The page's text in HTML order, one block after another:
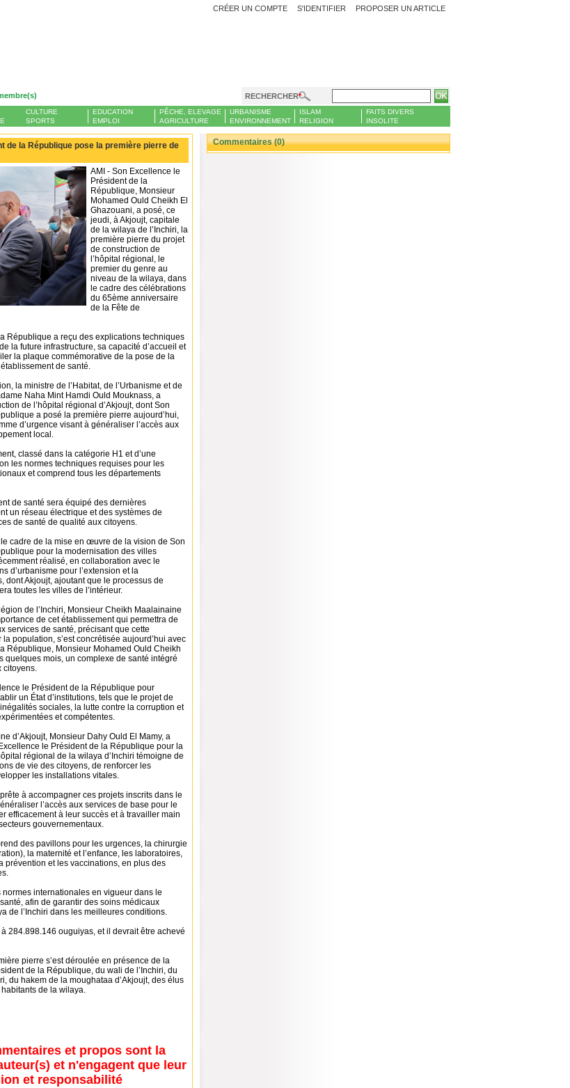
PROPOSER UN ARTICLE
CRÉER UN COMPTE S'IDENTIFIER
RECHERCHER
CULTURE
SPORTS
EDUCATION
EMPLOI
PÊCHE, ELEVAGE
AGRICULTURE
URBANISME
ENVIRONNEMENT
ISLAM
RELIGION
FAITS DIVERS
INSOLITE
de la République pose la première pierre de
AMI - Son Excellence le
Président de la
République, Monsieur
Mohamed Ould Cheikh El
Ghazouani, a posé, ce
jeudi, à Akjoujt, capitale
de la wilaya de l’Inchiri, la
première pierre du projet
de construction de
l’hôpital régional, le
premier du genre au
niveau de la wilaya, dans
le cadre des célébrations
du 65ème anniversaire
de la Fête de
République a reçu des explications techniques
la future infrastructure, sa capacité d’accueil et
la plaque commémorative de la pose de la
de santé.
la ministre de l’Habitat, de l’Urbanisme et de
Naha Mint Hamdi Ould Mouknass, a
de l’hôpital régional d’Akjoujt, dont Son
a posé la première pierre aujourd’hui,
d’urgence visant à généraliser l’accès aux
local.
classé dans la catégorie H1 et d’une
les normes techniques requises pour les
et comprend tous les départements
de santé sera équipé des dernières
un réseau électrique et des systèmes de
de santé de qualité aux citoyens.
cadre de la mise en œuvre de la vision de Son
pour la modernisation des villes
réalisé, en collaboration avec le
d’urbanisme pour l’extension et la
dont Akjoujt, ajoutant que le processus de
toutes les villes de l’intérieur.
de l’Inchiri, Monsieur Cheikh Maalainaine
de cet établissement qui permettra de
services de santé, précisant que cette
population, s’est concrétisée aujourd’hui avec
République, Monsieur Mohamed Ould Cheikh
quelques mois, un complexe de santé intégré
citoyens.
le Président de la République pour
un État d’institutions, tels que le projet de
sociales, la lutte contre la corruption et
et compétentes.
d’Akjoujt, Monsieur Dahy Ould El Mamy, a
le Président de la République pour la
régional de la wilaya d’Inchiri témoigne de
de vie des citoyens, de renforcer les
les installations vitales.
à accompagner ces projets inscrits dans le
l’accès aux services de base pour le
efficacement à leur succès et à travailler main
gouvernementaux.
des pavillons pour les urgences, la chirurgie
la maternité et l’enfance, les laboratoires,
prévention et les vaccinations, en plus des
internationales en vigueur dans le
afin de garantir des soins médicaux
de l’Inchiri dans les meilleures conditions.
284.898.146 ouguiyas, et il devrait être achevé
pierre s’est déroulée en présence de la
de la République, du wali de l’Inchiri, du
du hakem de la moughataa d’Akjoujt, des élus
de la wilaya.
et propos sont la
et n'engagent que leur
et responsabilité
Commentaires (0)